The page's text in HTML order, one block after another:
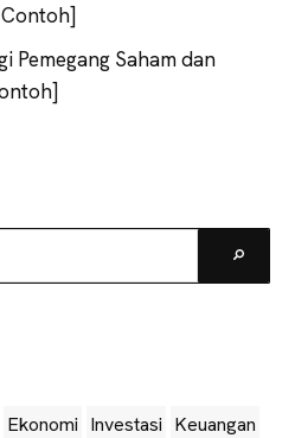
Pemegang Saham dan
Ekonomi Investasi Keuangan